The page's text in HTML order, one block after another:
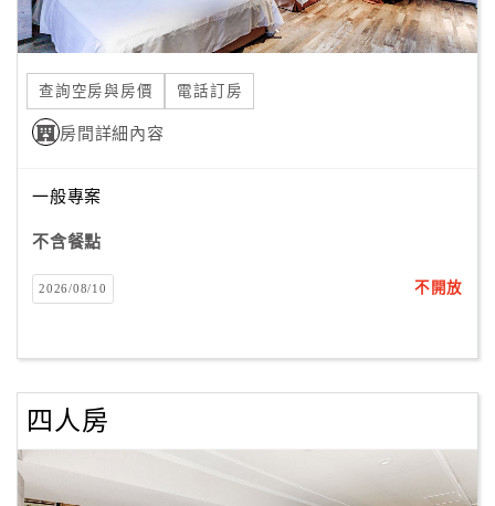
合
作
提
案
合
商
合
作
旅
查詢空房與房價 電話訂房
房間詳細內容
一般專案
不含餐點
2026/08/10 不開放
四人房